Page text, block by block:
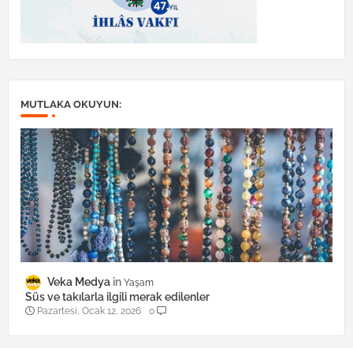
MUTLAKA OKUYUN:
Veka Medya Yaşam
Süs ve takılarla ilgili merak edilenler
Pazartesi, Ocak 12, 2026 0